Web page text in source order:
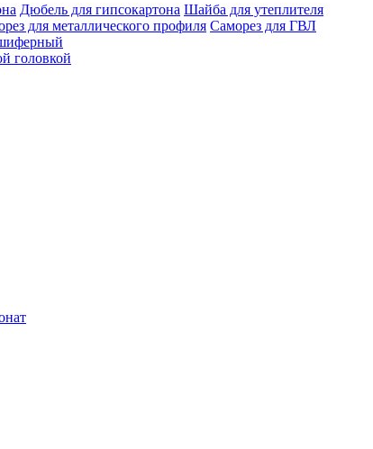
Дюбель для гипсокартона Шайба для утеплителя
для металлического профиля Саморез для ГВЛ
головкой